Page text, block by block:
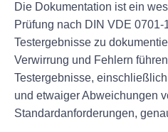
Die Dokumentation ist ein
Prüfung nach DIN VDE 0701-
Testergebnisse zu
Verwirrung und Fehlern
Testergebnisse,
und etwaiger Abweichungen
Standardanforderungen,